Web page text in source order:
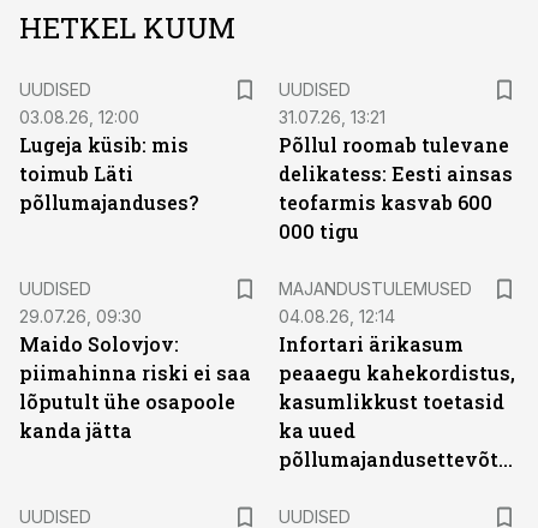
HETKEL KUUM
UUDISED
03.08.26, 12:00
Lugeja küsib: mis
toimub Läti
põllumajanduses?
UUDISED
31.07.26, 13:21
Põllul roomab tulevane
delikatess: Eesti ainsas
teofarmis kasvab 600
000 tigu
UUDISED
29.07.26, 09:30
Maido Solovjov:
piimahinna riski ei saa
lõputult ühe osapoole
kanda jätta
MAJANDUSTULEMUSED
04.08.26, 12:14
Infortari ärikasum
peaaegu kahekordistus,
kasumlikkust toetasid
ka uued
põllumajandusettevõtted
UUDISED
UUDISED